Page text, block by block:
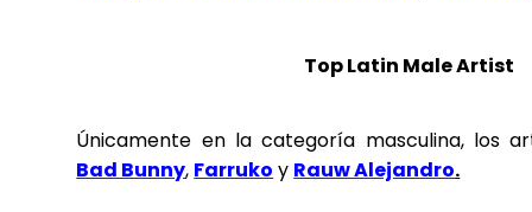
Top Latin Male Artist
Únicamente en la categoría masculina, los
Bad Bunny, Farruko y Rauw Alejandro.